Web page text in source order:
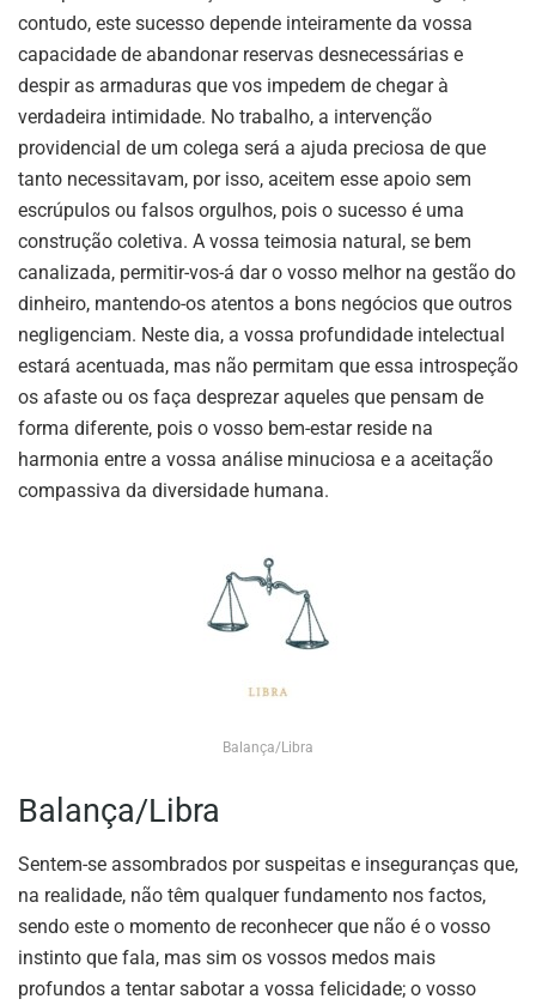
contudo, este sucesso depende inteiramente da vossa
capacidade de abandonar reservas desnecessárias e
despir as armaduras que vos impedem de chegar à
verdadeira intimidade. No trabalho, a intervenção
providencial de um colega será a ajuda preciosa de que
tanto necessitavam, por isso, aceitem esse apoio sem
escrúpulos ou falsos orgulhos, pois o sucesso é uma
construção coletiva. A vossa teimosia natural, se bem
canalizada, permitir-vos-á dar o vosso melhor na gestão do
dinheiro, mantendo-os atentos a bons negócios que outros
negligenciam. Neste dia, a vossa profundidade intelectual
estará acentuada, mas não permitam que essa introspeção
os afaste ou os faça desprezar aqueles que pensam de
forma diferente, pois o vosso bem-estar reside na
harmonia entre a vossa análise minuciosa e a aceitação
compassiva da diversidade humana.
Balança/Libra
Balança/Libra
Sentem-se assombrados por suspeitas e inseguranças que,
na realidade, não têm qualquer fundamento nos factos,
sendo este o momento de reconhecer que não é o vosso
instinto que fala, mas sim os vossos medos mais
profundos a tentar sabotar a vossa felicidade; o vosso